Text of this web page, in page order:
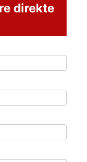
direkte